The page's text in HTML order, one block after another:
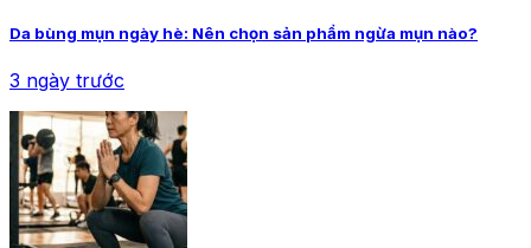
Da bùng mụn ngày hè: Nên chọn sản phẩm ngừa mụn nào?
3 ngày trước